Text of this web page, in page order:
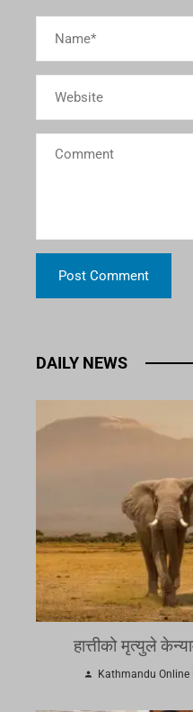
DAILY NEWS
हात्तीको मृत्युले
Kathmandu Online